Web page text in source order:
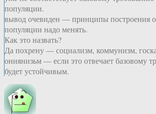
популяции.
вывод очевиден — принципы построения
популяции надо менять.
Как это назвать?
Да похрену — социализм, коммунизм,
ониянизьм — если это отвечает базовому
будет устойчивым.